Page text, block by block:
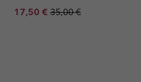
Sale price:
17,50 € Regular price:
35,00 €